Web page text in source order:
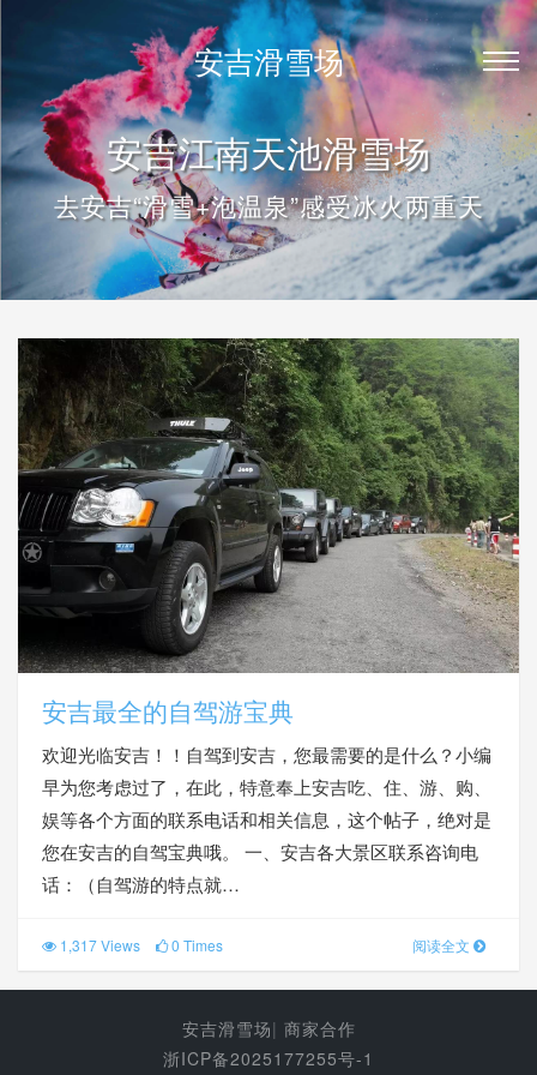
安吉滑雪场
安吉江南天池滑雪场
去安吉“滑雪+泡温泉”感受冰火两重天
安吉最全的自驾游宝典
欢迎光临安吉！！自驾到安吉，您最需要的是什么？小编
早为您考虑过了，在此，特意奉上安吉吃、住、游、购、
娱等各个方面的联系电话和相关信息，这个帖子，绝对是
您在安吉的自驾宝典哦。 一、安吉各大景区联系咨询电
话：（自驾游的特点就…
1,317 Views 0 Times 阅读全文
安吉滑雪场| 商家合作
浙ICP备2025177255号-1